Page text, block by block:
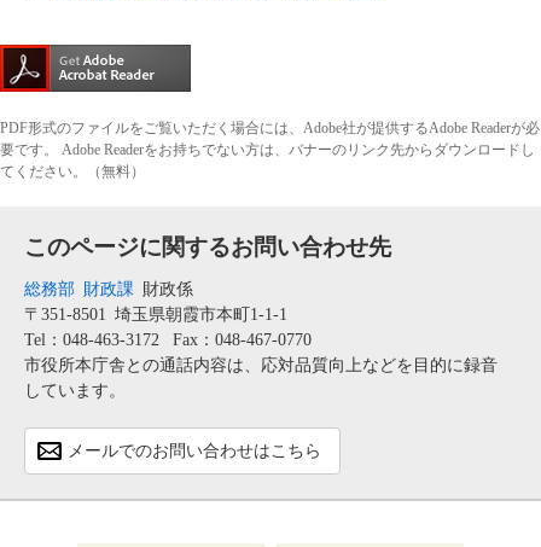
PDF形式のファイルをご覧いただく場合には、Adobe社が提供するAdobe Readerが必
要です。
Adobe Readerをお持ちでない方は、バナーのリンク先からダウンロードし
てください。（無料）
このページに関するお問い合わせ先
総務部 財政課 財政係
〒351-8501 埼玉県朝霞市本町1-1-1
Tel：048-463-3172
Fax：048-467-0770
市役所本庁舎との通話内容は、応対品質向上などを目的に録音
しています。
メールでのお問い合わせはこちら